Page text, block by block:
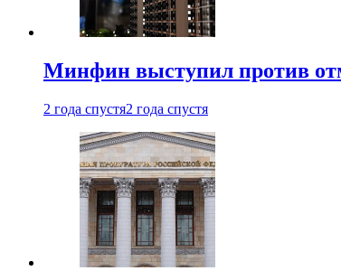
Минфин выступил против
2 года спустя2 года спустя